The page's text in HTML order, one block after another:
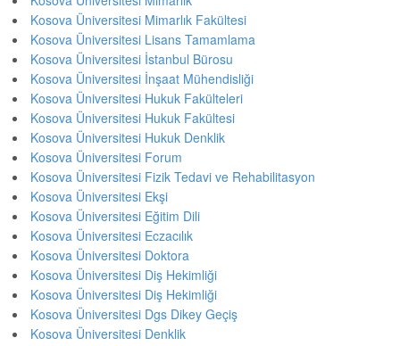
Kosova Üniversitesi Mimarlık Fakültesi
Kosova Üniversitesi Lisans Tamamlama
Kosova Üniversitesi İstanbul Bürosu
Kosova Üniversitesi İnşaat Mühendisliği
Kosova Üniversitesi Hukuk Fakülteleri
Kosova Üniversitesi Hukuk Fakültesi
Kosova Üniversitesi Hukuk Denklik
Kosova Üniversitesi Forum
Kosova Üniversitesi Fizik Tedavi ve Rehabilitasyon
Kosova Üniversitesi Ekşi
Kosova Üniversitesi Eğitim Dili
Kosova Üniversitesi Eczacılık
Kosova Üniversitesi Doktora
Kosova Üniversitesi Diş Hekimliği
Kosova Üniversitesi Diş Hekimliği
Kosova Üniversitesi Dgs Dikey Geçiş
Kosova Üniversitesi Denklik